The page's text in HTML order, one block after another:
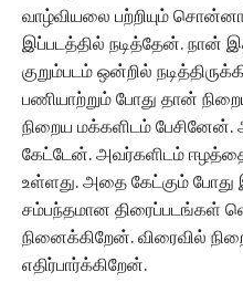
வாழ்வியலை பற்றியும்
இப்படத்தில் நடித்தேன். நான்
குறும்படம் ஒன்றில்
பணியாற்றும் போது தான்
நிறைய மக்களிடம்
கேட்டேன். அவர்களிடம்
உள்ளது. அதை கேட்கும் போது
சம்பந்தமான திரைப்படங்கள்
நினைக்கிறேன். விரைவில்
எதிர்பார்க்கிறேன்.